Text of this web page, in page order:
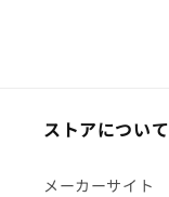
ストアについて
メーカーサイト